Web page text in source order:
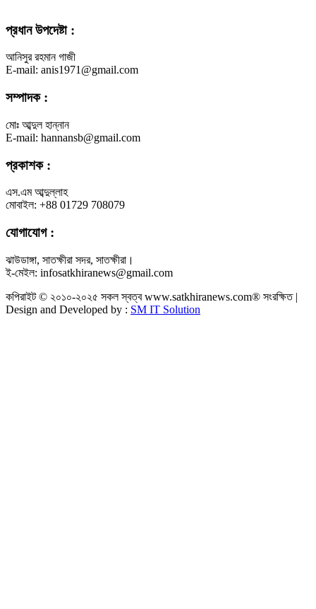
প্রধান উপদেষ্টা :
আনিসুর রহমান গাজী
E-mail: anis1971@gmail.com
সম্পাদক :
মোঃ আব্দুল হান্নান
E-mail: hannansb@gmail.com
প্রকাশক :
এস.এম আব্দুল্লাহ
মোবাইল: +88 01729 708079
যোগাযোগ :
ঝাউডাঙ্গা, সাতক্ষীরা সদর, সাতক্ষীরা।
ই-মেইল: infosatkhiranews@gmail.com
কপিরাইট © ২০১০-২০২৫ সকল স্বত্ব www.satkhiranews.com® সংরক্ষিত |
Design and Developed by : SM IT Solution